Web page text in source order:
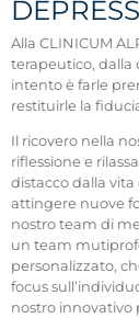
Alla CLINICUM
terapeutico, dalla
intento è farle
restituirle la
Il ricovero nella
riflessione e
distacco dalla
attingere nuove
nostro team di
un team
personalizzato,
focus
nostro innovativo